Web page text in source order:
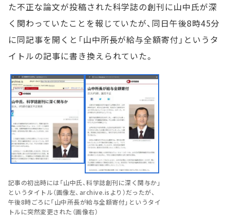
た不正な論文が投稿された科学誌の創刊に山中氏が深
く関わっていたことを報じていたが、同日午後8時45分
に同記事を開くと「山中所長が給与全額寄付」というタ
イトルの記事に書き換えられていた。
記事の初出時には「山中氏、科学誌創刊に深く関与か」
というタイトル（画像左、archive.isより）だったが、
午後8時ごろに「山中所長が給与全額寄付」というタイ
トルに突然変更された（画像右）